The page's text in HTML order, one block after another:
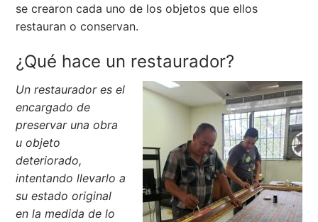
se crearon cada uno de los objetos que ellos
restauran o conservan.
¿Qué hace un restaurador?
Un restaurador es el
encargado de
preservar una obra
u objeto
deteriorado,
intentando llevarlo a
su estado original
en la medida de lo